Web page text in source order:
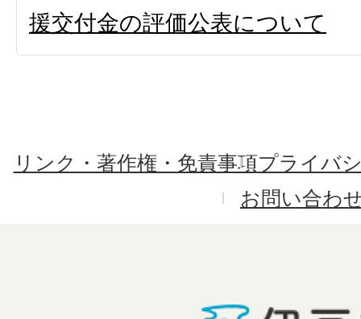
援交付金の評価公表について
リンク・著作権・免責事項プライバ
お問い合わ